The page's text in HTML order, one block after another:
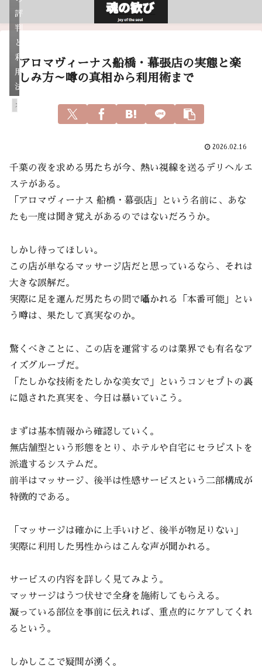
アロマヴィーナス船橋・幕張店の実態と楽
しみ方～噂の真相から利用術まで
スピリチュアル
評
判
と
利
用
法
2026.02.16
千葉の夜を求める男たちが今、熱い視線を送るデリヘルエ
ステがある。
「アロマヴィーナス 船橋・幕張店」という名前に、あな
たも一度は聞き覚えがあるのではないだろうか。
しかし待ってほしい。
この店が単なるマッサージ店だと思っているなら、それは
大きな誤解だ。
実際に足を運んだ男たちの間で囁かれる「本番可能」とい
う噂は、果たして真実なのか。
驚くべきことに、この店を運営するのは業界でも有名なア
イズグループだ。
「たしかな技術をたしかな美女で」というコンセプトの裏
に隠された真実を、今日は暴いていこう。
まずは基本情報から確認していく。
無店舗型という形態をとり、ホテルや自宅にセラピストを
派遣するシステムだ。
前半はマッサージ、後半は性感サービスという二部構成が
特徴的である。
「マッサージは確かに上手いけど、後半が物足りない」
実際に利用した男性からはこんな声が聞かれる。
サービスの内容を詳しく見てみよう。
マッサージはうつ伏せで全身を施術してもらえる。
凝っている部位を事前に伝えれば、重点的にケアしてくれ
るという。
しかしここで疑問が湧く。